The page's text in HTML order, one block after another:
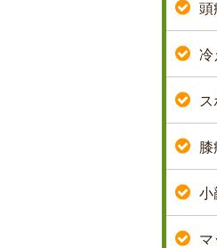
頭
冷
膝
小
マ